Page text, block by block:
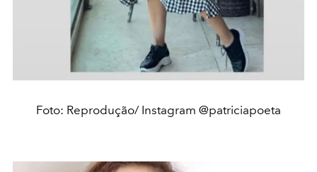
Foto: Reprodução/ Instagram @patriciapoeta